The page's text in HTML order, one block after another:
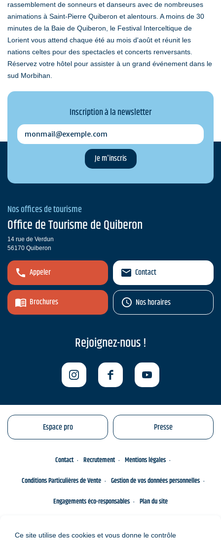
rassemblement de sonneurs et danseurs avec de nombreuses
animations à Saint-Pierre Quiberon et alentours. A moins de 30
minutes de la Baie de Quiberon, le Festival Interceltique de
Lorient vous attend chaque été au mois d'août et réunit les
nations celtes pour des spectacles et concerts renversants.
Réservez votre hôtel pour assister à un grand événement dans le
sud Morbihan.
Inscription à la newsletter
monmail@exemple.com
Nos offices de tourisme
Office de Tourisme de Quiberon
14 rue de Verdun
56170 Quiberon
Appeler
Brochures
Contact
Nos horaires
Rejoignez-nous !
Espace pro Presse
Contact Recrutement
Mentions légales
Conditions Particulières de Vente
Gestion de vos données personnelles
Engagements éco-responsables
Plan du site
Ce site utilise des cookies et vous donne le contrôle